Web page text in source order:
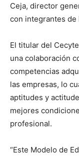
Ceja, director
con integrantes de
El titular del
una colaboración
competencias
las empresas, lo
aptitudes y
mejores
profesional.
“Este Modelo de